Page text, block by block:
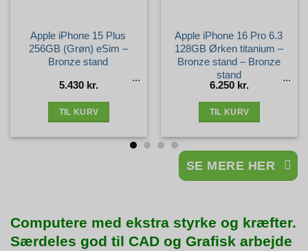
Apple iPhone 15 Plus
256GB (Grøn) eSim –
Bronze stand
5.430 kr.
TIL KURV
Apple iPhone 16 Pro 6.3
128GB Ørken titanium –
Bronze stand – Bronze
stand
6.250 kr.
TIL KURV
SE MERE HER
Computere med ekstra styrke og kræfter.
Særdeles god til CAD og Grafisk arbejde